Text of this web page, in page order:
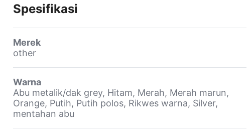
Spesifikasi
Merek
other
Warna
Abu metalik/dak grey, Hitam, Merah, Merah marun,
Orange, Putih, Putih polos, Rikwes warna, Silver,
mentahan abu